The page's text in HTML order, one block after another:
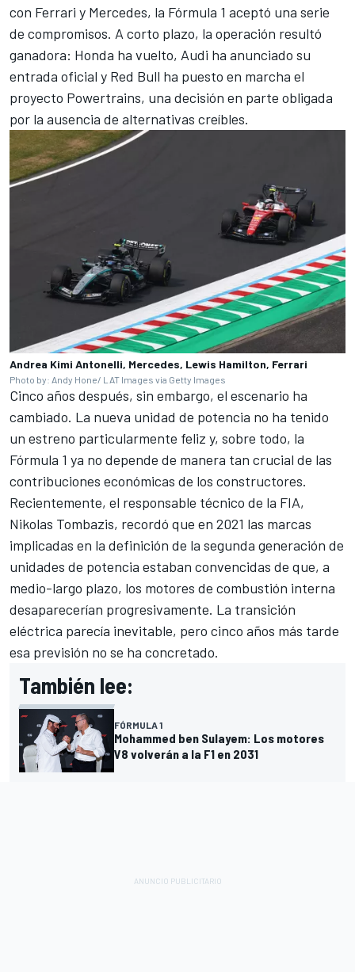
con Ferrari y Mercedes, la Fórmula 1 aceptó una serie
de compromisos. A corto plazo, la operación resultó
ganadora: Honda ha vuelto, Audi ha anunciado su
entrada oficial y Red Bull ha puesto en marcha el
proyecto Powertrains, una decisión en parte obligada
por la ausencia de alternativas creíbles.
Andrea Kimi Antonelli, Mercedes, Lewis Hamilton, Ferrari
Photo by: Andy Hone/ LAT Images via Getty Images
Cinco años después, sin embargo, el escenario ha
cambiado. La nueva unidad de potencia no ha tenido
un estreno particularmente feliz y, sobre todo, la
Fórmula 1 ya no depende de manera tan crucial de las
contribuciones económicas de los constructores.
Recientemente, el responsable técnico de la FIA,
Nikolas Tombazis, recordó que en 2021 las marcas
implicadas en la definición de la segunda generación de
unidades de potencia estaban convencidas de que, a
medio-largo plazo, los motores de combustión interna
desaparecerían progresivamente. La transición
eléctrica parecía inevitable, pero cinco años más tarde
esa previsión no se ha concretado.
También lee:
FÓRMULA 1
Mohammed ben Sulayem: Los motores
V8 volverán a la F1 en 2031